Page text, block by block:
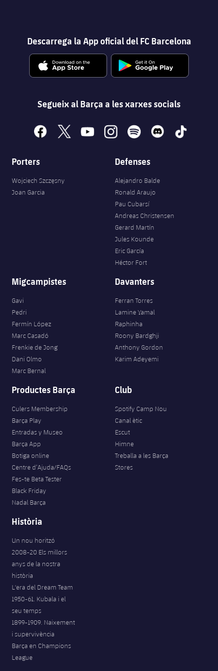
Descarrega la App oficial del FC Barcelona
Segueix al Barça a les xarxes socials
facebook
x youtubeinstagramspotify discord tiktok
Porters
Wojciech Szczęsny
Joan Garcia
Defenses
Alejandro Balde
Ronald Araujo
Pau Cubarsí
Andreas Christensen
Gerard Martín
Jules Kounde
Eric García
Héctor Fort
Migcampistes
Gavi
Pedri
Fermín López
Marc Casadó
Frenkie de Jong
Dani Olmo
Marc Bernal
Davanters
Ferran Torres
Lamine Yamal
Raphinha
Roony Bardghji
Anthony Gordon
Karim Adeyemi
Productes Barça
Culers Membership
Barça Play
Entradas y Museo
Barça App
Botiga online
Centre d’Ajuda/FAQs
Fes-te Beta Tester
Black Friday
Nadal Barça
Club
Spotify Camp Nou
Canal ètic
Escut
Himne
Treballa a les Barça
Stores
Història
Un nou horitzó
2008-20 Els millors
anys de la nostra
història
L'era del Dream Team
1950-61. Kubala i el
seu temps
1899-1909. Naixement
i supervivència
Barça en Champions
League